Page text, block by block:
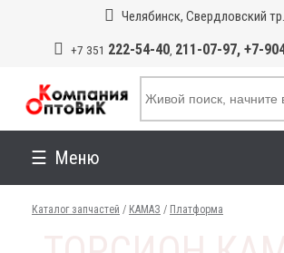
Челябинск, Свердловский
+7 351 222-54-40, 211-07-97, +7-
Меню
Каталог запчастей / КАМАЗ / Платформа